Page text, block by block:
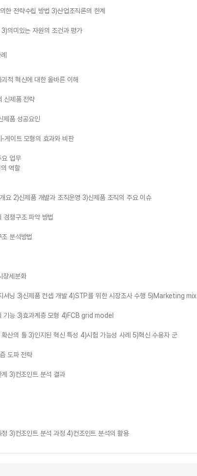
한 전략수립 방법 3)산업조직론의 한계
의미있는 자원의 조건과 평가
적 혁신에 대한 올바른 이해
신제품 전략
제품 성공요인
게이트 모형의 효과와 비판
요 업무
역할
요 2)신제품 개발과 조직운영 3)신제품 조직의 주요 이슈
경쟁구조 파악 방법
분석방법
장세분화
셔닝 3)신제품 컨셉 개발 4)STP를 위한 시장조사 수행 5)Marketing mix
기능 3)효과계층 모형 4)FCB grid model
산의 틀 3)인지된 혁신 특성 4)시험 가능성 사례 5)혁신 수용자 군
도파 전략
3)컨조인트 분석 결과
3)컨조인트 분석 과정 4)컨조인트 분석의 활용